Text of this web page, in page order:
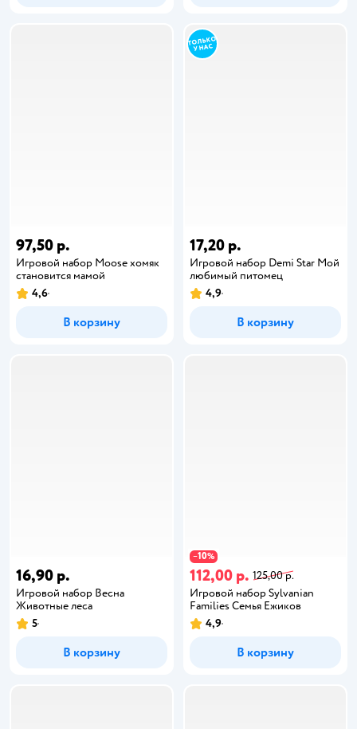
97,50 р.
Игровой набор Moose хомяк
становится мамой
4,6
В корзину
17,20 р.
Игровой набор Demi Star Мой
любимый питомец
4,9
В корзину
16,90 р.
Игровой набор Весна
Животные леса
5
В корзину
−10%
112,00 р. 125,00 р.
Игровой набор Sylvanian
Families Семья Ежиков
4,9
В корзину